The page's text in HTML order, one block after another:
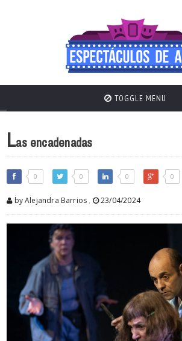
TOGGLE MENU
Las encadenadas
0 0 0 0
by Alejandra Barrios , 23/04/2024